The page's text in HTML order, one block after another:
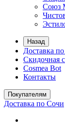
Союз
Назад
Доставка
Скидочная
Cosmea Bot
Контакты
Покупателям
Доставка по Сочи